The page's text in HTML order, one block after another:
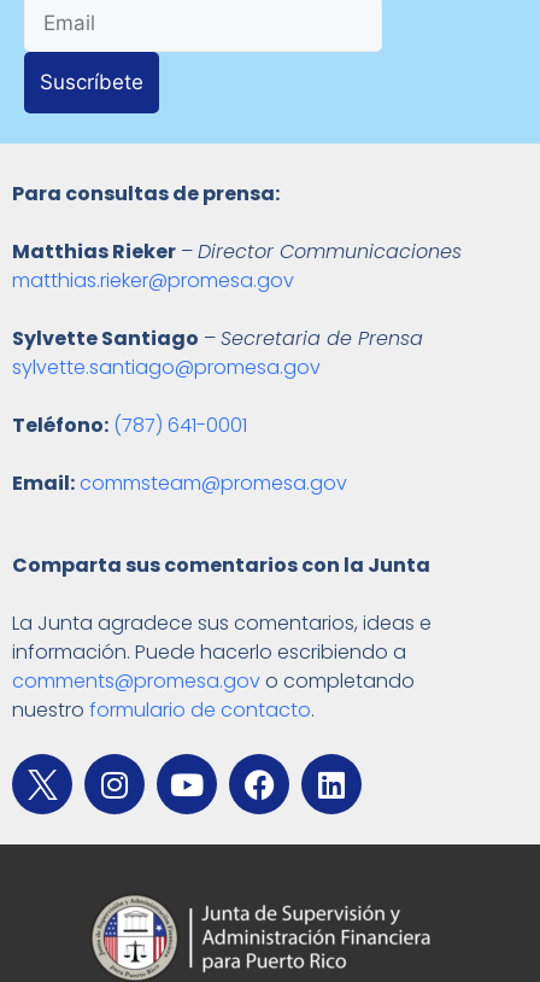
Suscríbete
Para consultas de prensa:
Matthias Rieker –Director Communicaciones
matthias.rieker@promesa.gov
Sylvette Santiago –Secretaria de Prensa
sylvette.santiago@promesa.gov
Teléfono: (787) 641-0001
Email:commsteam@promesa.gov
Comparta sus comentarios con la Junta
La Junta agradece sus comentarios, ideas e
información. Puede hacerlo escribiendo a
comments@promesa.govo completando
nuestro formulario de contacto.